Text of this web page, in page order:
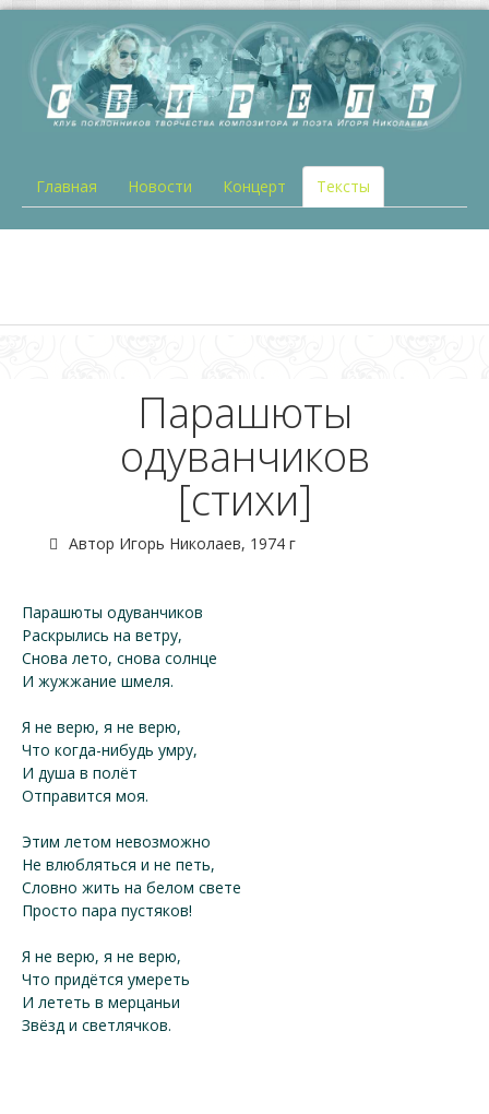
Главная Новости Концерт Тексты
Парашюты
одуванчиков
[стихи]
Автор Игорь Николаев, 1974 г
Парашюты одуванчиков
Раскрылись на ветру,
Снова лето, снова солнце
И жужжание шмеля.
Я не верю, я не верю,
Что когда-нибудь умру,
И душа в полёт
Отправится моя.
Этим летом невозможно
Не влюбляться и не петь,
Словно жить на белом свете
Просто пара пустяков!
Я не верю, я не верю,
Что придётся умереть
И лететь в мерцаньи
Звёзд и светлячков.